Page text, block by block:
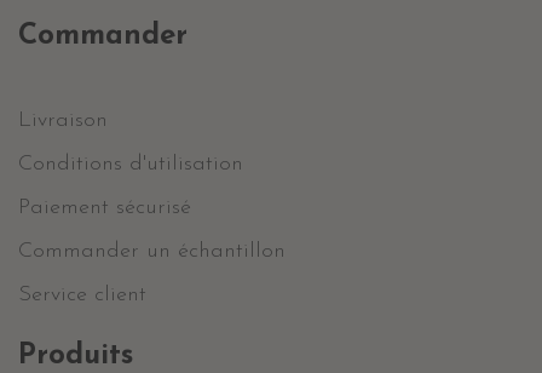
Commander
Livraison
Conditions d'utilisation
Paiement sécurisé
Commander un échantillon
Service client
Produits